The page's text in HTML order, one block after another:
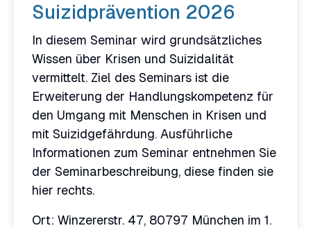
Suizidprävention 2026
In diesem Seminar wird grundsätzliches
Wissen über Krisen und Suizidalität
vermittelt. Ziel des Seminars ist die
Erweiterung der Handlungskompetenz für
den Umgang mit Menschen in Krisen und
mit Suizidgefährdung. Ausführliche
Informationen zum Seminar entnehmen Sie
der Seminarbeschreibung, diese finden sie
hier rechts.
Ort: Winzererstr. 47, 80797 München im 1.